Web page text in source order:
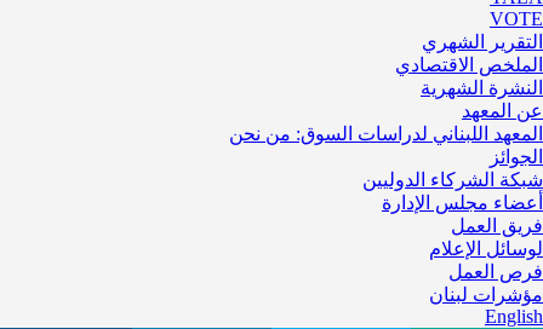
VOTE
التقرير الشهري
الملخص الاقتصادي
النشرة الشهرية
عن المعهد
المعهد اللبناني لدراسات السوق: من نحن
الجوائز
شبكة الشركاء الدوليين
أعضاء مجلس الإدارة
فريق العمل
لوسائل الإعلام
فرص العمل
مؤشرات لبنان
English